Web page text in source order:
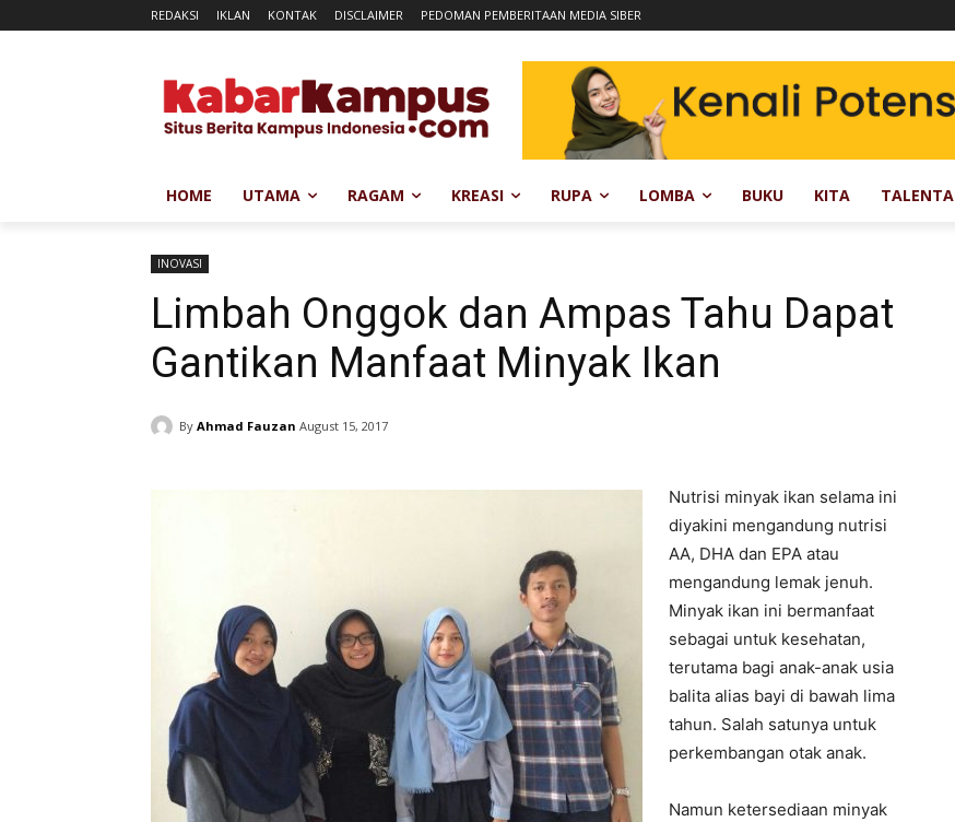
REDAKSI IKLAN KONTAK DISCLAIMER PEDOMAN PEMBERITAAN MEDIA SIBER
HOME UTAMA RAGAM KREASI RUPA LOMBA BUKU KITA TALENTA
INOVASI
Limbah Onggok dan Ampas Tahu Dapat
Gantikan Manfaat Minyak Ikan
By Ahmad Fauzan August 15, 2017
Nutrisi minyak ikan selama ini
diyakini mengandung nutrisi
AA, DHA dan EPA atau
mengandung lemak jenuh.
Minyak ikan ini bermanfaat
sebagai untuk kesehatan,
terutama bagi anak-anak usia
balita alias bayi di bawah lima
tahun. Salah satunya untuk
perkembangan otak anak.
Namun ketersediaan minyak